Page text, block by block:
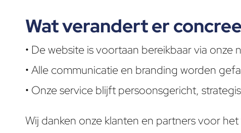
Wat verandert er
• De website is voortaan bereikbaar via onze
• Alle communicatie en branding worden
• Onze service blijft persoonsgericht,
Wij danken onze klanten en partners voor